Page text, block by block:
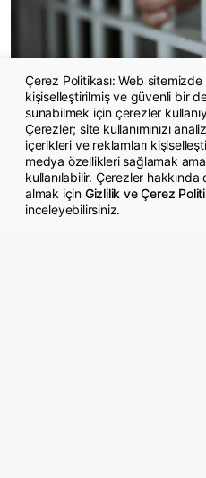
Suça bulaşan çocuklara ilişkin hem
rehabilitasyon
Çerez Politikası: Web
kişiselleştirilmiş ve güvenli bir
sunabilmek için çerezler
Çerezler; site kullanımınızı
içerikleri ve reklamları
medya özellikleri sağlamak
kullanılabilir. Çerezler hakkında
almak için Gizlilik ve Çerez
inceleyebilirsiniz.